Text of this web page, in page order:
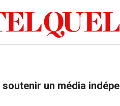
un média